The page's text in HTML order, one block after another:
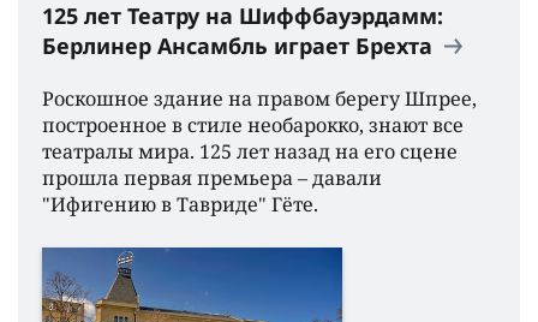
125 лет Театру на Шиффбауэрдамм:
Берлинер Ансамбль играет Брехта
Роскошное здание на правом берегу Шпрее,
построенное в стиле необарокко, знают все
театралы мира. 125 лет назад на его сцене
прошла первая премьера – давали
"Ифигению в Тавриде" Гёте.